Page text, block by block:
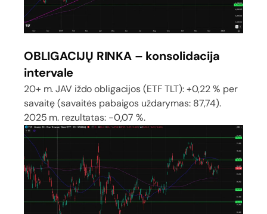
OBLIGACIJŲ RINKA – konsolidacija
intervale
20+ m. JAV iždo obligacijos (ETF TLT): +0,22 % per
savaitę (savaitės pabaigos uždarymas: 87,74).
2025 m. rezultatas: -0,07 %.